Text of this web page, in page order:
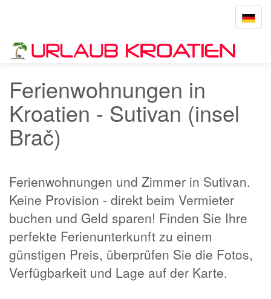
Toggle
Startseite
Sutivan
Ferienwohnungen in
Kroatien - Sutivan (insel
Brač)
Ferienwohnungen und Zimmer in Sutivan.
Keine Provision - direkt beim Vermieter
buchen und Geld sparen! Finden Sie Ihre
perfekte Ferienunterkunft zu einem
günstigen Preis, überprüfen Sie die Fotos,
Verfügbarkeit und Lage auf der Karte.